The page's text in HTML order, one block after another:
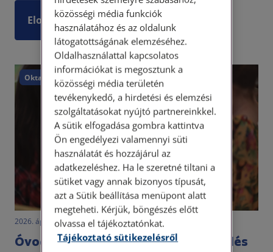
Elolvasom
Oktatás
2026. április 20. • dr. Novák Katalin Orsolya
Óvodakötelezettség alóli mentesülés
közösségi média funkciók
használatához és az oldalunk
látogatottságának elemzéséhez.
Oldalhasználattal kapcsolatos
információkat is megosztunk a
közösségi média területén
tevékenykedő, a hirdetési és elemzési
szolgáltatásokat nyújtó partnereinkkel.
A sütik elfogadása gombra kattintva
Ön engedélyezi valamennyi süti
használatát és hozzájárul az
adatkezeléshez. Ha le szeretné tiltani a
sütiket vagy annak bizonyos típusát,
azt a Sütik beállítása menüpont alatt
megteheti. Kérjük, böngészés előtt
olvassa el tájékoztatónkat.
Tájékoztató sütikezelésről